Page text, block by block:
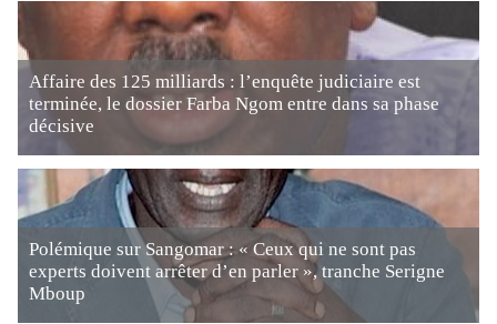
Affaire des 125 milliards : l’enquête judiciaire est
terminée, le dossier Farba Ngom entre dans sa phase
décisive
Polémique sur Sangomar : « Ceux qui ne sont pas
experts doivent arrêter d’en parler », tranche Serigne
Mboup